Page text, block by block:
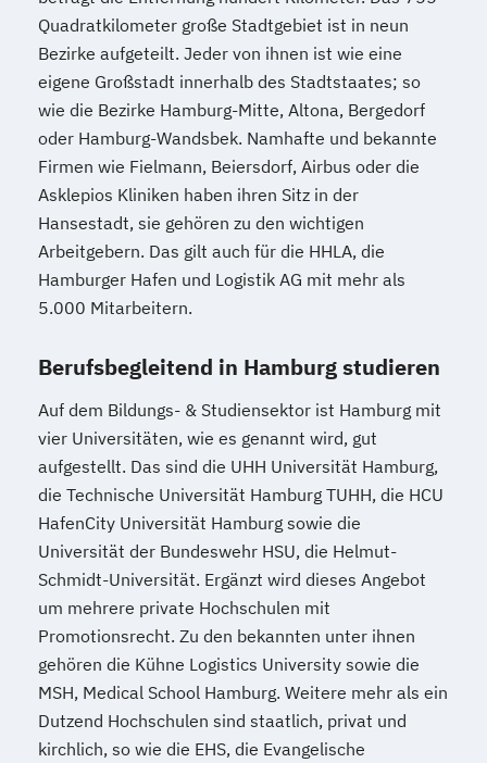
Fachpraktiker für Massage
Wellness & Prävention
Fachtrainer für Seniorensport (ILS)
Fachwirt für Büro- und Projektorganisation
(IHK)
Fachwirt für Marketing (IHK)
Fachwirt im Gastgewerbe (IHK)
Fachwirt im Gesundheits- und Sozialwesen
Farb- und Stilberatung
Fitnesscoach
Flüchtlings- und Integrationshelfer
Fotodesign
Fotografie - professionell gemacht
Französisch Gesamtlehrgang
Französisch Grundkurs
Fremdsprachenkorrespondent - Englisch
Gartengestaltung
Gastronomiemanagement
Gebäudeenergieberater (HWK)
Geomantie Geprüfte/r 3D-Designer/in
Geprüfte/r Bilanzbuchhalter/in (IHK)
Geprüfte/r
Taxation
Accounting Finance
Transport- und Logistikrecht
Transportsysteme
UX Design & Management
Unternehmensführung
Unternehmensrecht
Verhaltensökonomik - Psychologisches
Praxiswissen für den Finanzbereich
Vertriebs- und Handelsmanagement
Wirtschaftsbeziehungen & internationale
Politik
Wirtschaftsspanisch
Staatlich geprüfte/r Techniker/in der
Fachrichtung Fahrzeugtechnik
Staatlich geprüfte/r Techniker/in der
Fachrichtung Mechatronik
Staatlich geprüfter Betriebswirt -
Schwerpunkt Absatzwirtschaft/Marketing
Staatlich geprüfter Betriebswirt -
Schwerpunkt Finanzwirtschaft
Staatlich geprüfter Betriebswirt -
Schwerpunkt Logistik
Schwerpunkt Personalwirtschaft
Schwerpunkt Wirtschaftsinformatik
Steuerberater/in - Vorbereitungskurs
Techniker/in Mechatronik (Fernakademie)
Technischer Betriebswirt (IHK)
Technisches Englisch Tierheilpraktiker/in
Tierpsychologie Umgangsenglisch
Wirtschaftsenglisch
Quadratkilometer große Stadtgebiet ist in neun
Bezirke aufgeteilt. Jeder von ihnen ist wie eine
eigene Großstadt innerhalb des Stadtstaates; so
wie die Bezirke Hamburg-Mitte, Altona, Bergedorf
oder Hamburg-Wandsbek. Namhafte und bekannte
Firmen wie Fielmann, Beiersdorf, Airbus oder die
Asklepios Kliniken haben ihren Sitz in der
Hansestadt, sie gehören zu den wichtigen
Arbeitgebern. Das gilt auch für die HHLA, die
Hamburger Hafen und Logistik AG mit mehr als
5.000 Mitarbeitern.
Berufsbegleitend in Hamburg studieren
Auf dem Bildungs- & Studiensektor ist Hamburg mit
vier Universitäten, wie es genannt wird, gut
aufgestellt. Das sind die UHH Universität Hamburg,
die Technische Universität Hamburg TUHH, die HCU
HafenCity Universität Hamburg sowie die
Universität der Bundeswehr HSU, die Helmut-
Schmidt-Universität. Ergänzt wird dieses Angebot
um mehrere private Hochschulen mit
Promotionsrecht. Zu den bekannten unter ihnen
gehören die Kühne Logistics University sowie die
MSH, Medical School Hamburg. Weitere mehr als ein
Dutzend Hochschulen sind staatlich, privat und
kirchlich, so wie die EHS, die Evangelische